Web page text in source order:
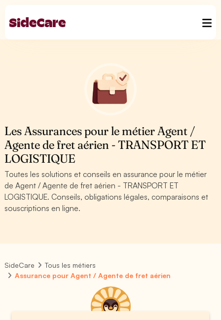
Les Assurances pour le métier Agent /
Agente de fret aérien - TRANSPORT ET
LOGISTIQUE
Toutes les solutions et conseils en assurance pour le métier
de Agent / Agente de fret aérien - TRANSPORT ET
LOGISTIQUE. Conseils, obligations légales, comparaisons et
souscriptions en ligne.
SideCare
Tous les métiers
Assurance pour Agent / Agente de fret aérien